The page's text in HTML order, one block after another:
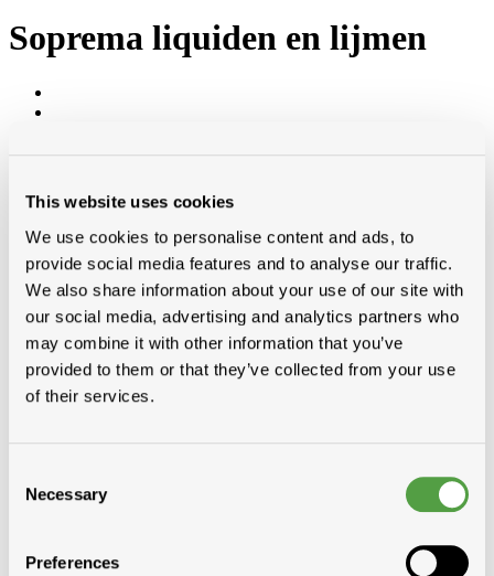
This website uses cookies
We use cookies to personalise content and ads, to
provide social media features and to analyse our traffic.
We also share information about your use of our site with
our social media, advertising and analytics partners who
may combine it with other information that you’ve
provided to them or that they’ve collected from your use
of their services.
Selection
Necessary
Preferences
Soprema liquiden en lijmen
Toebehoren voor dak en gevel
Loodvervanger
Ondernokken
Dakranden
Dakverven, sprays en dakbescherming
Liquiden en lijmen voor platte daken
Imperbel liquiden en lijmen
Ikopro liquiden en lijmen
Soudal daklijmen
Soprema liquiden en lijmen
Hoeklatten
Waterdichting